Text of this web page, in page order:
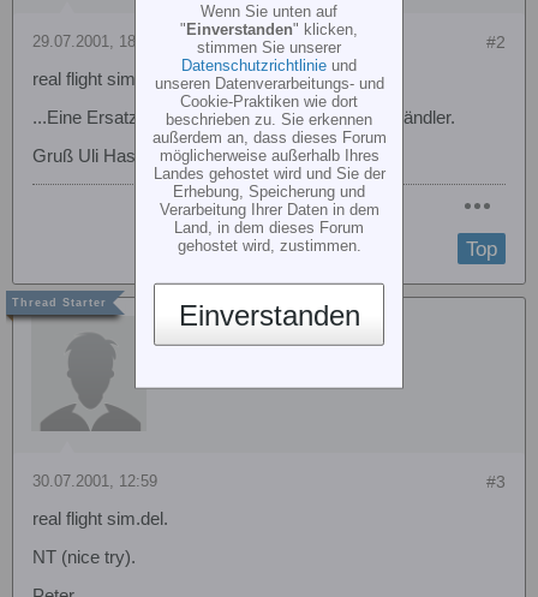
#2
29.07.2001, 18:13
real flight sim.del.
...Eine Ersatz CD bekommst Du über Deinen Händler.
Gruß Uli Haslinde
Top
H. Peter Lienhardt
#3
30.07.2001, 12:59
real flight sim.del.
NT (nice try).
Wenn Sie unten auf
" Einverstanden" klicken,
stimmen Sie unserer
Datenschutzrichtlinie und
unseren Datenverarbeitungs- und
Cookie-Praktiken wie dort
beschrieben zu. Sie erkennen
außerdem an, dass dieses Forum
möglicherweise außerhalb Ihres
Landes gehostet wird und Sie der
Erhebung, Speicherung und
Verarbeitung Ihrer Daten in dem
Land, in dem dieses Forum
gehostet wird, zustimmen.
Einverstanden